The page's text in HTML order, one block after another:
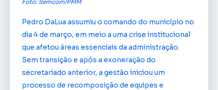
Foto: Semcom/PMM
Pedro DaLua assumiu o comando do município no
dia 4 de março, em meio a uma crise institucional
que afetou áreas essenciais da administração.
Sem transição e após a exoneração do
secretariado anterior, a gestão iniciou um
processo de recomposição de equipes e